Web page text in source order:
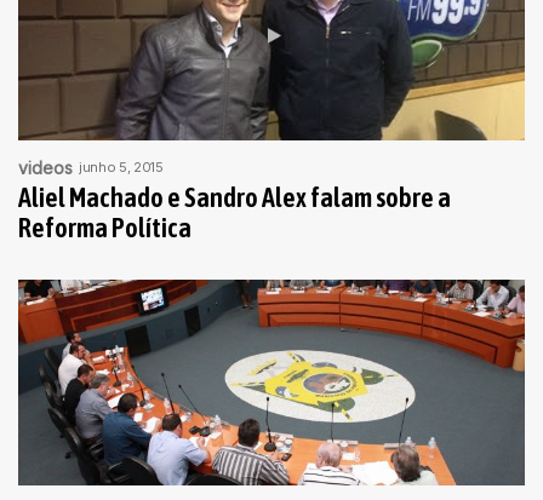
videos junho 5, 2015
Aliel Machado e Sandro Alex falam sobre a
Reforma Política